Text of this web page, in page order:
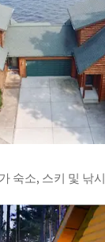
숙소, 스키 및 낚시